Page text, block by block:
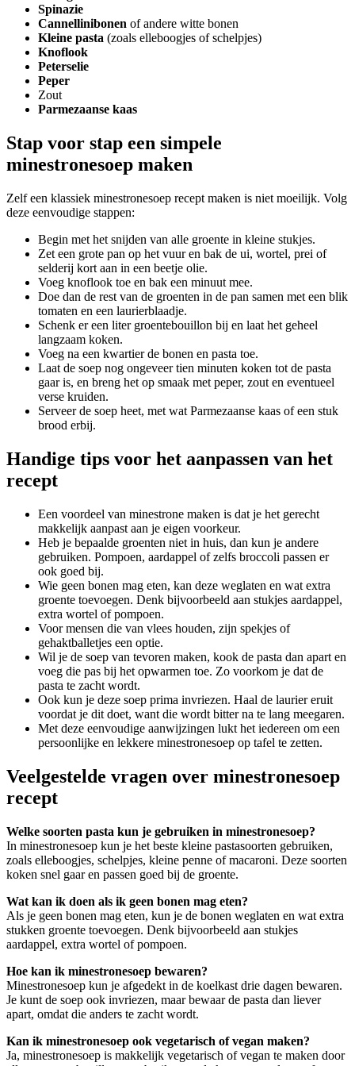
Spinazie
Cannellinibonen of andere witte bonen
Kleine pasta (zoals elleboogjes of schelpjes)
Knoflook
Peterselie
Peper
Zout
Parmezaanse kaas
Stap voor stap een simpele
minestronesoep maken
Zelf een klassiek minestronesoep recept maken is niet moeilijk. Volg
deze eenvoudige stappen:
Begin met het snijden van alle groente in kleine stukjes.
Zet een grote pan op het vuur en bak de ui, wortel, prei of
selderij kort aan in een beetje olie.
Voeg knoflook toe en bak een minuut mee.
Doe dan de rest van de groenten in de pan samen met een blik
tomaten en een laurierblaadje.
Schenk er een liter groentebouillon bij en laat het geheel
langzaam koken.
Voeg na een kwartier de bonen en pasta toe.
Laat de soep nog ongeveer tien minuten koken tot de pasta
gaar is, en breng het op smaak met peper, zout en eventueel
verse kruiden.
Serveer de soep heet, met wat Parmezaanse kaas of een stuk
brood erbij.
Handige tips voor het aanpassen van het
recept
Een voordeel van minestrone maken is dat je het gerecht
makkelijk aanpast aan je eigen voorkeur.
Heb je bepaalde groenten niet in huis, dan kun je andere
gebruiken. Pompoen, aardappel of zelfs broccoli passen er
ook goed bij.
Wie geen bonen mag eten, kan deze weglaten en wat extra
groente toevoegen. Denk bijvoorbeeld aan stukjes aardappel,
extra wortel of pompoen.
Voor mensen die van vlees houden, zijn spekjes of
gehaktballetjes een optie.
Wil je de soep van tevoren maken, kook de pasta dan apart en
voeg die pas bij het opwarmen toe. Zo voorkom je dat de
pasta te zacht wordt.
Ook kun je deze soep prima invriezen. Haal de laurier eruit
voordat je dit doet, want die wordt bitter na te lang meegaren.
Met deze eenvoudige aanwijzingen lukt het iedereen om een
persoonlijke en lekkere minestronesoep op tafel te zetten.
Veelgestelde vragen over minestronesoep
recept
Welke soorten pasta kun je gebruiken in minestronesoep?
In minestronesoep kun je het beste kleine pastasoorten gebruiken,
zoals elleboogjes, schelpjes, kleine penne of macaroni. Deze soorten
koken snel gaar en passen goed bij de groente.
Wat kan ik doen als ik geen bonen mag eten?
Als je geen bonen mag eten, kun je de bonen weglaten en wat extra
stukken groente toevoegen. Denk bijvoorbeeld aan stukjes
aardappel, extra wortel of pompoen.
Hoe kan ik minestronesoep bewaren?
Minestronesoep kun je afgedekt in de koelkast drie dagen bewaren.
Je kunt de soep ook invriezen, maar bewaar de pasta dan liever
apart, omdat die anders te zacht wordt.
Kan ik minestronesoep ook vegetarisch of vegan maken?
Ja, minestronesoep is makkelijk vegetarisch of vegan te maken door